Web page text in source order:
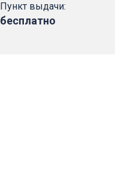
Пункт выдачи:
бесплатно